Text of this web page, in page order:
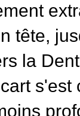
tête,
la
s'est